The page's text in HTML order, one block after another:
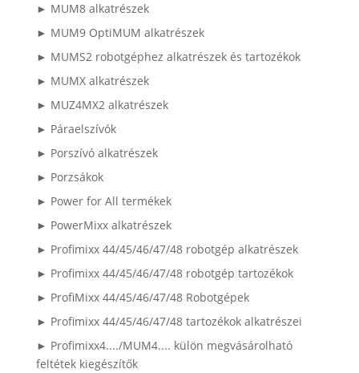
► MUM8 alkatrészek
► MUM9 OptiMUM alkatrészek
► MUMS2 robotgéphez alkatrészek és tartozékok
► MUMX alkatrészek
► MUZ4MX2 alkatrészek
► Páraelszívók
► Porszívó alkatrészek
► Porzsákok
► Power for All termékek
► PowerMixx alkatrészek
► Profimixx 44/45/46/47/48 robotgép alkatrészek
► Profimixx 44/45/46/47/48 robotgép tartozékok
► ProfiMixx 44/45/46/47/48 Robotgépek
► Profimixx 44/45/46/47/48 tartozékok alkatrészei
► Profimixx4..../MUM4.... külön megvásárolható
feltétek kiegészítők